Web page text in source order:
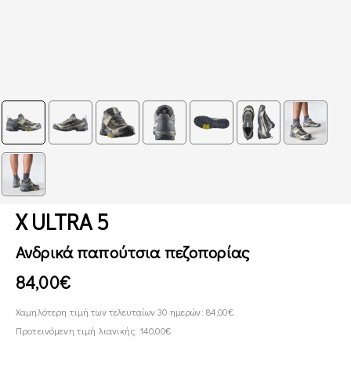
X ULTRA 5
Ανδρικά παπούτσια πεζοπορίας
84,00€
Χαμηλότερη τιμή των τελευταίων 30 ημερών: 84,00€
Προτεινόμενη τιμή λιανικής: 140,00€